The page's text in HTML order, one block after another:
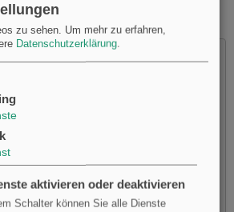
zu sehen.
Um mehr zu erfahren,
Datenschutzerklärung.
aktivieren oder deaktivieren
Schalter können Sie alle Dienste